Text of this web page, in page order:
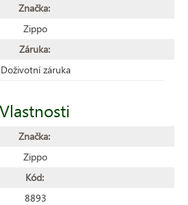
Značka:
Zippo
Záruka:
Doživotní záruka
Vlastnosti
Značka:
Zippo
Kód:
8893